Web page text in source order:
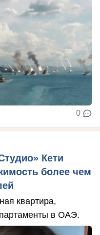
0
Кети
более чем
квартира,
в ОАЭ.